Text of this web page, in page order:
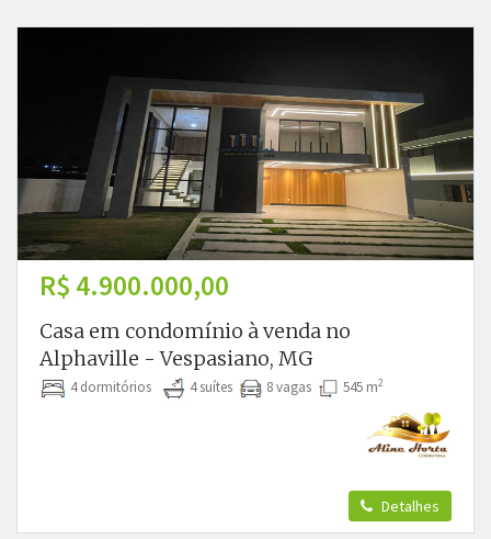
R$ 4.900.000,00
Casa em condomínio à venda no
Alphaville - Vespasiano, MG
4 dormitórios 4 suítes 8 vagas 545 m2
Detalhes